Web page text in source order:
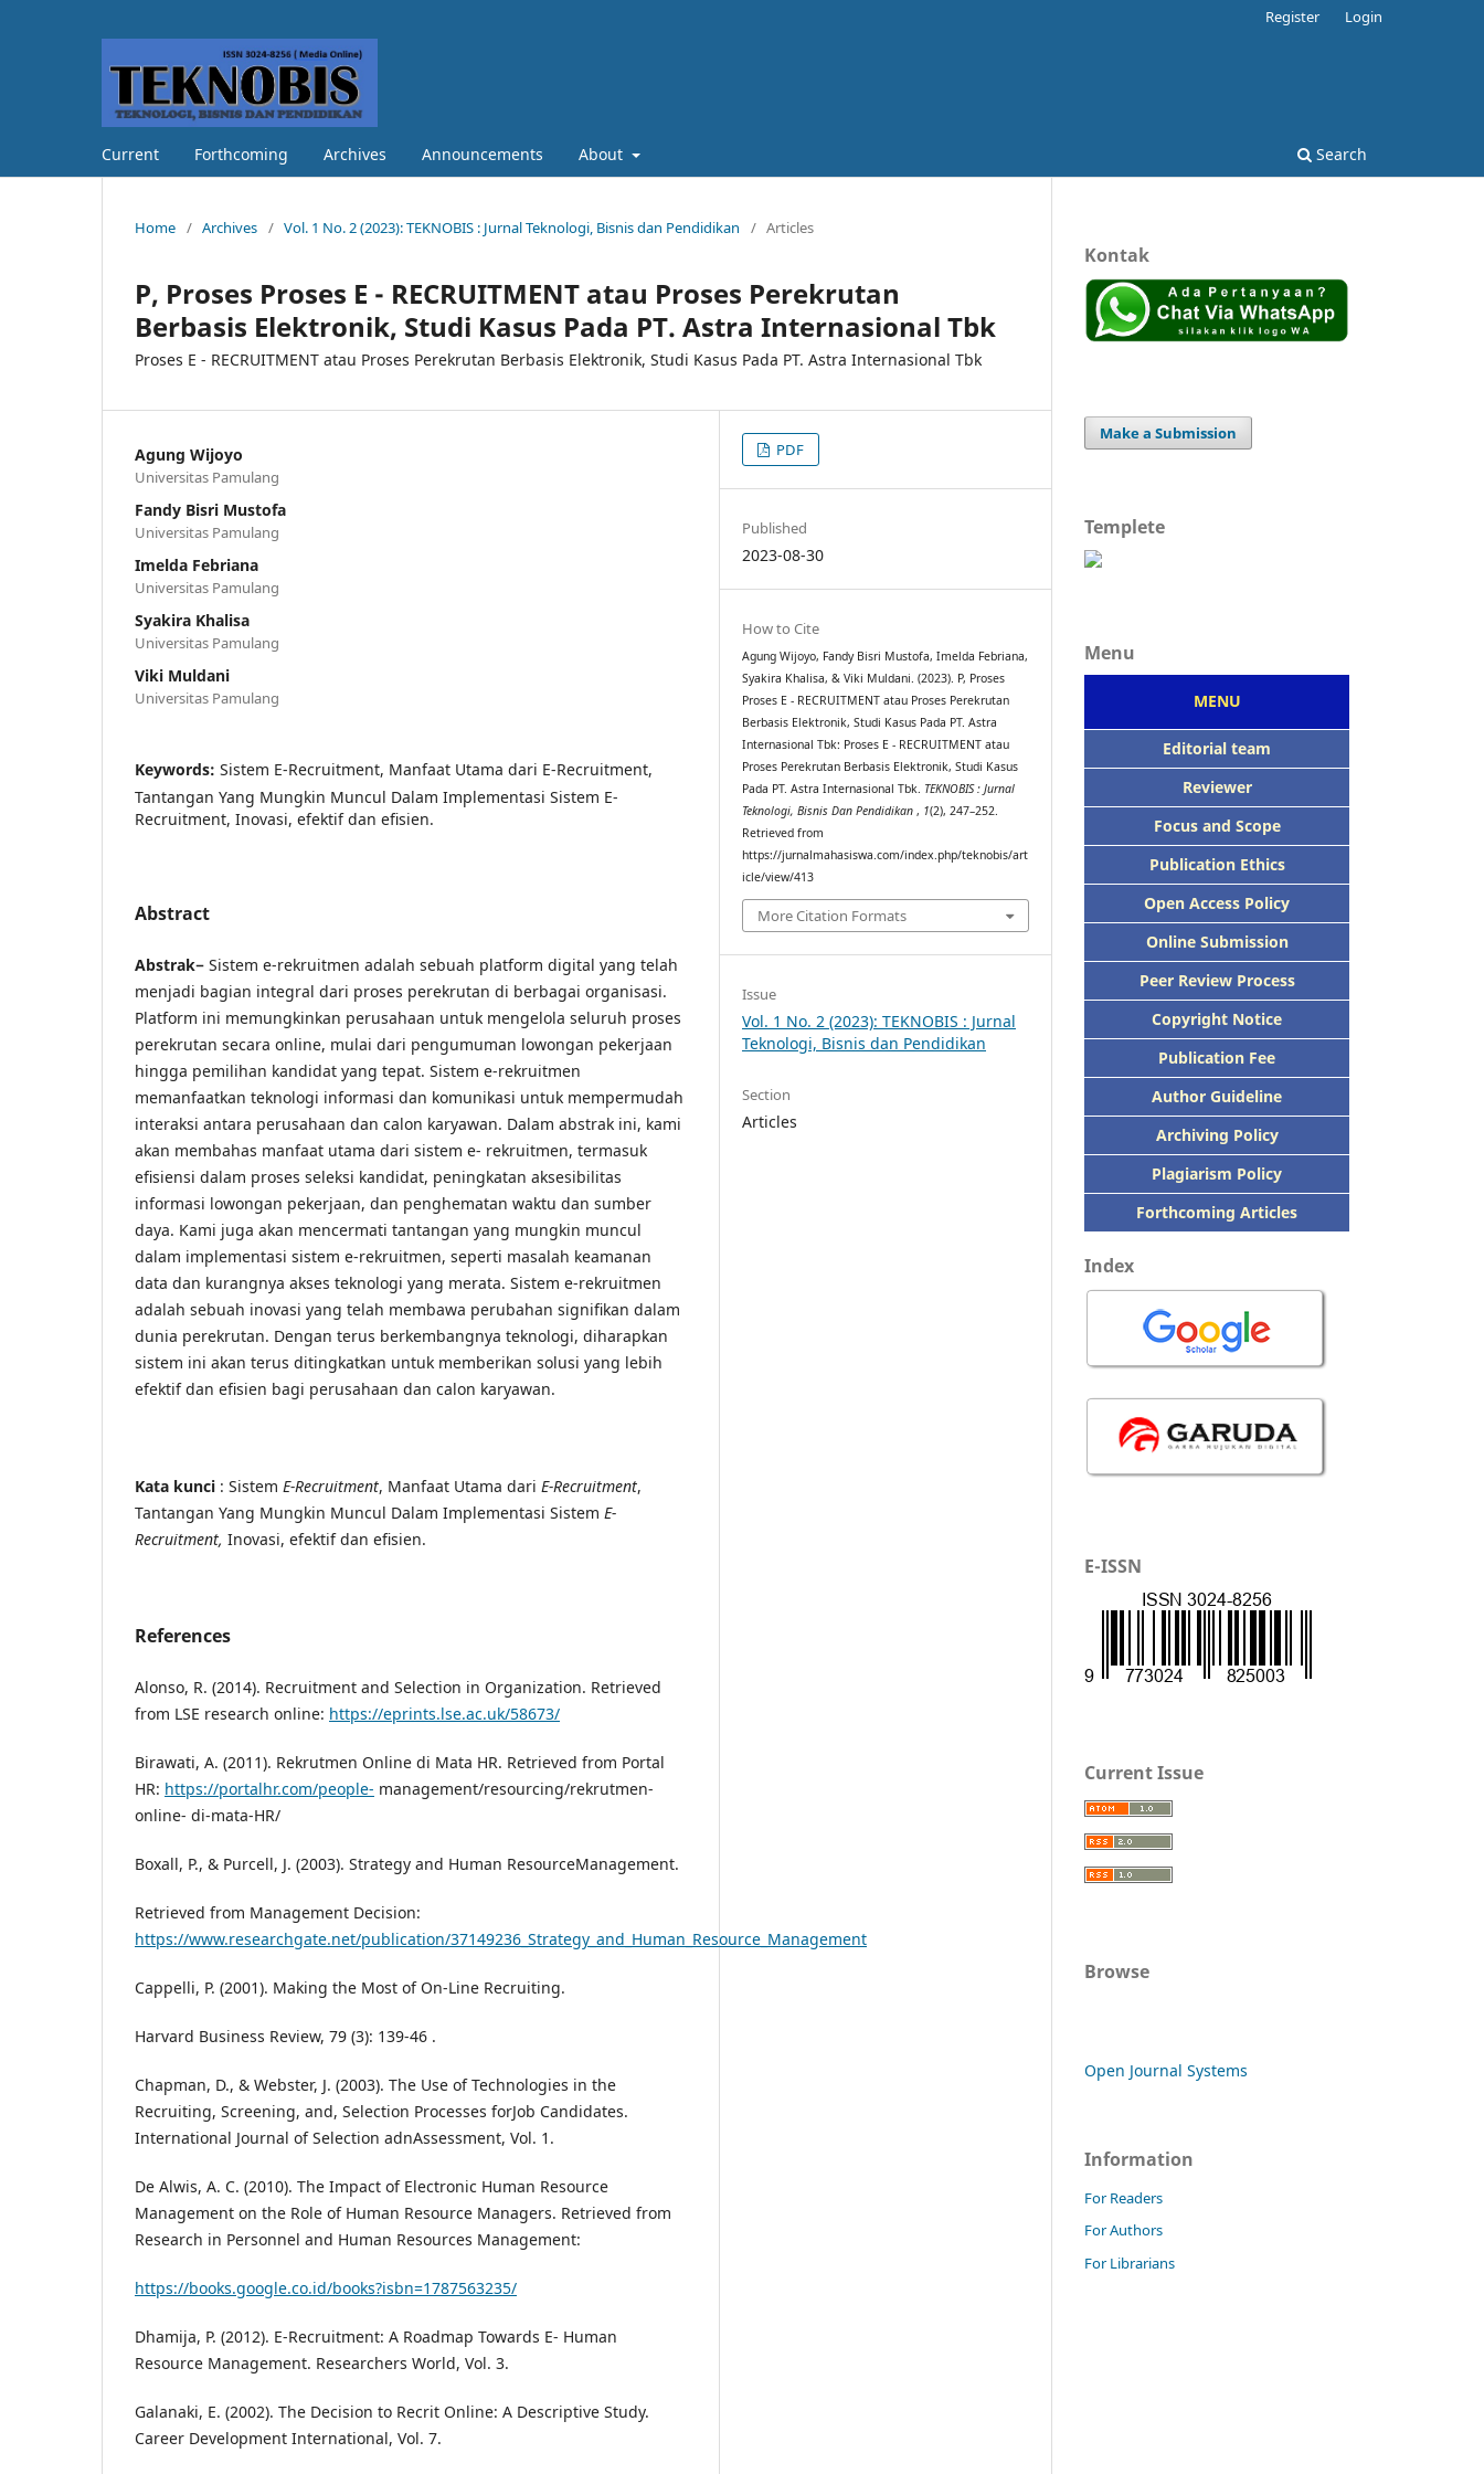
Current Forthcoming Archives Announcements About Search
Register Login
Home / Archives / Vol. 1 No. 2 (2023): TEKNOBIS : Jurnal Teknologi, Bisnis dan Pendidikan / Articles
P, Proses Proses E - RECRUITMENT atau Proses Perekrutan
Berbasis Elektronik, Studi Kasus Pada PT. Astra Internasional Tbk
Proses E - RECRUITMENT atau Proses Perekrutan Berbasis Elektronik, Studi Kasus Pada PT. Astra Internasional Tbk
Agung Wijoyo
Universitas Pamulang
Fandy Bisri Mustofa
Universitas Pamulang
Imelda Febriana
Universitas Pamulang
Syakira Khalisa
Universitas Pamulang
Viki Muldani
Universitas Pamulang
Keywords: Sistem E-Recruitment, Manfaat Utama dari E-Recruitment,
Tantangan Yang Mungkin Muncul Dalam Implementasi Sistem E-
Recruitment, Inovasi, efektif dan efisien.
Abstract
Abstrak− Sistem e-rekruitmen adalah sebuah platform digital yang telah
menjadi bagian integral dari proses perekrutan di berbagai organisasi.
Platform ini memungkinkan perusahaan untuk mengelola seluruh proses
perekrutan secara online, mulai dari pengumuman lowongan pekerjaan
hingga pemilihan kandidat yang tepat. Sistem e-rekruitmen
memanfaatkan teknologi informasi dan komunikasi untuk mempermudah
interaksi antara perusahaan dan calon karyawan. Dalam abstrak ini, kami
akan membahas manfaat utama dari sistem e- rekruitmen, termasuk
efisiensi dalam proses seleksi kandidat, peningkatan aksesibilitas
informasi lowongan pekerjaan, dan penghematan waktu dan sumber
daya. Kami juga akan mencermati tantangan yang mungkin muncul
dalam implementasi sistem e-rekruitmen, seperti masalah keamanan
data dan kurangnya akses teknologi yang merata. Sistem e-rekruitmen
adalah sebuah inovasi yang telah membawa perubahan signifikan dalam
dunia perekrutan. Dengan terus berkembangnya teknologi, diharapkan
sistem ini akan terus ditingkatkan untuk memberikan solusi yang lebih
efektif dan efisien bagi perusahaan dan calon karyawan.
Kata kunci : Sistem E-Recruitment, Manfaat Utama dari E-Recruitment,
Tantangan Yang Mungkin Muncul Dalam Implementasi Sistem E-
Recruitment, Inovasi, efektif dan efisien.
References
Alonso, R. (2014). Recruitment and Selection in Organization. Retrieved
from LSE research online: https://eprints.lse.ac.uk/58673/
Birawati, A. (2011). Rekrutmen Online di Mata HR. Retrieved from Portal
HR: https://portalhr.com/people- management/resourcing/rekrutmen-
online- di-mata-HR/
Boxall, P., & Purcell, J. (2003). Strategy and Human ResourceManagement.
Retrieved from Management Decision:
https://www.researchgate.net/publication/37149236_Strategy_and_Human_Resource_Management
Cappelli, P. (2001). Making the Most of On-Line Recruiting.
Harvard Business Review, 79 (3): 139-46 .
Chapman, D., & Webster, J. (2003). The Use of Technologies in the
Recruiting, Screening, and, Selection Processes forJob Candidates.
International Journal of Selection adnAssessment, Vol. 1.
De Alwis, A. C. (2010). The Impact of Electronic Human Resource
Management on the Role of Human Resource Managers. Retrieved from
Research in Personnel and Human Resources Management:
https://books.google.co.id/books?isbn=1787563235/
Dhamija, P. (2012). E-Recruitment: A Roadmap Towards E- Human
Resource Management. Researchers World, Vol. 3.
Galanaki, E. (2002). The Decision to Recrit Online: A Descriptive Study.
Career Development International, Vol. 7.
PDF
Published
2023-08-30
How to Cite
Agung Wijoyo, Fandy Bisri Mustofa, Imelda Febriana,
Syakira Khalisa, & Viki Muldani. (2023). P, Proses
Proses E - RECRUITMENT atau Proses Perekrutan
Berbasis Elektronik, Studi Kasus Pada PT. Astra
Internasional Tbk: Proses E - RECRUITMENT atau
Proses Perekrutan Berbasis Elektronik, Studi Kasus
Pada PT. Astra Internasional Tbk. TEKNOBIS : Jurnal
Teknologi, Bisnis Dan Pendidikan, 1(2), 247–252.
Retrieved from
https://jurnalmahasiswa.com/index.php/teknobis/art
icle/view/413
More Citation Formats
Issue
Vol. 1 No. 2 (2023): TEKNOBIS : Jurnal
Teknologi, Bisnis dan Pendidikan
Section
Articles
Kontak
Make a Submission
Templete
Menu
MENU
Editorial team
Reviewer
Focus and Scope
Publication Ethics
Open Access Policy
Online Submission
Peer Review Process
Copyright Notice
Publication Fee
Author Guideline
Archiving Policy
Plagiarism Policy
Forthcoming Articles
Index
E-ISSN
Current Issue
Browse
Open Journal Systems
Information
For Readers
For Authors
For Librarians